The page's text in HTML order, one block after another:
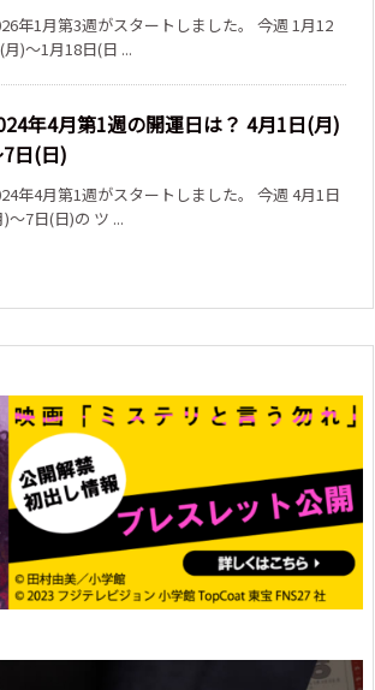
年1月第3週がスタートしました。 今週 1月12
月)～1月18日(日 ...
年4月第1週の開運日は？ 4月1日(月)
日(日)
年4月第1週がスタートしました。 今週 4月1日
)～7日(日)の ツ ...